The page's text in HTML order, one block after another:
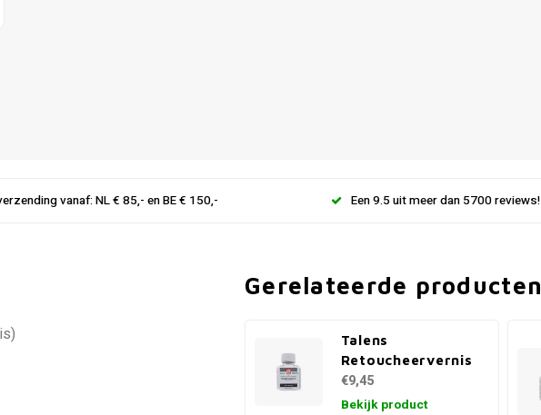
vanaf: NL € 85,- en BE € 150,- Een 9.5 uit meer dan 5700 reviews!
Gerelateerde producten
Talens
Retoucheervernis
€9,45
Bekijk product